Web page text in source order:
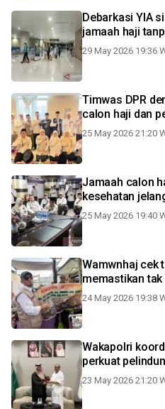
Debarkasi YIA
jamaah haji
29 May 2026 19:36
Timwas DPR
calon haji dan
25 May 2026 21:20
Jamaah calon
kesehatan
25 May 2026 19:40
Wamwnhaj cek
memastikan tak
24 May 2026 19:38
Wakapolri
perkuat
23 May 2026 21:20